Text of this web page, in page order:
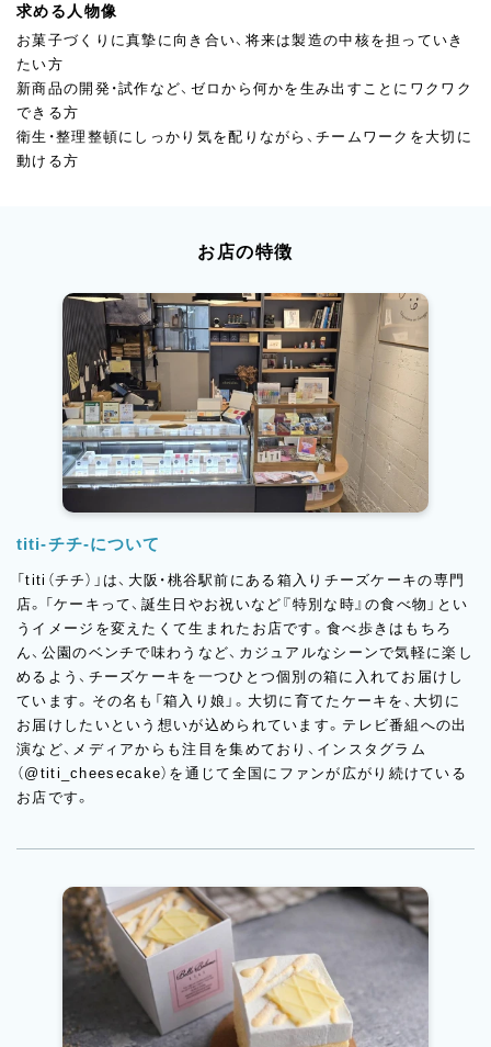
求める人物像
お菓子づくりに真摯に向き合い、将来は製造の中核を担っていき
たい方
新商品の開発・試作など、ゼロから何かを生み出すことにワクワク
できる方
衛生・整理整頓にしっかり気を配りながら、チームワークを大切に
動ける方
お店の特徴
titi-チチ-について
「titi（チチ）」は、大阪・桃谷駅前にある箱入りチーズケーキの専門
店。「ケーキって、誕生日やお祝いなど『特別な時』の食べ物」とい
うイメージを変えたくて生まれたお店です。食べ歩きはもちろ
ん、公園のベンチで味わうなど、カジュアルなシーンで気軽に楽し
めるよう、チーズケーキを一つひとつ個別の箱に入れてお届けし
ています。その名も「箱入り娘」。大切に育てたケーキを、大切に
お届けしたいという想いが込められています。テレビ番組への出
演など、メディアからも注目を集めており、インスタグラム
（@titi_cheesecake）を通じて全国にファンが広がり続けている
お店です。